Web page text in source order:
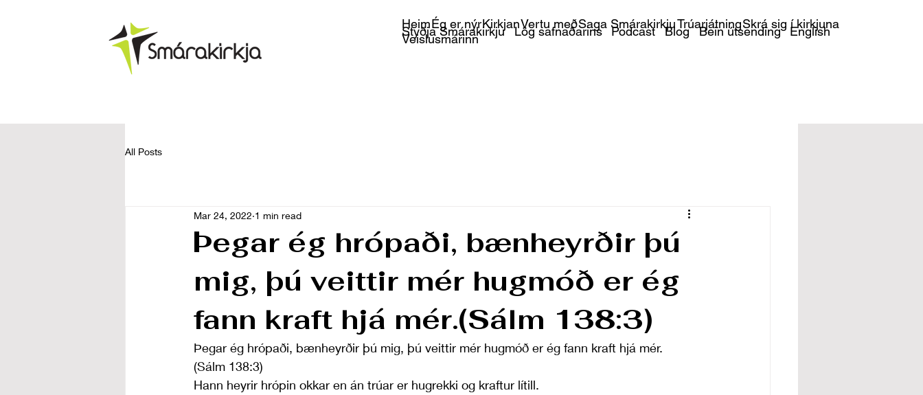
HeimÉg er nýrKirkjanVertu meðSaga SmárakirkjuTrúarjátningSkrá sig í kirkjuna
Styðja Smárakirkju Lög safnaðarins Podcast Blog Bein útsending English
Veislusmárinn
All Posts
Þegar ég hrópaði, bænheyrðir þú
mig, þú veittir mér hugmóð er ég
fann kraft hjá mér.(Sálm 138:3)
Mar 24, 2022 1 min read
Þegar ég hrópaði, bænheyrðir þú mig, þú veittir mér hugmóð er ég fann kraft hjá mér.
(Sálm 138:3)
Hann heyrir hrópin okkar en án trúar er hugrekki og kraftur lítill.